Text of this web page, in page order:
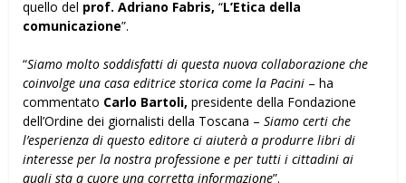
quello del prof. Adriano Fabris, “L’Etica della
comunicazione”.
“Siamo molto soddisfatti di questa nuova collaborazione che
coinvolge una casa editrice storica come la Pacini – ha
commentato Carlo Bartoli, presidente della Fondazione
dell’Ordine dei giornalisti della Toscana – Siamo certi che
l’esperienza di questo editore ci aiuterà a produrre libri di
interesse per la nostra professione e per tutti i cittadini ai
quali sta a cuore una corretta informazione”.